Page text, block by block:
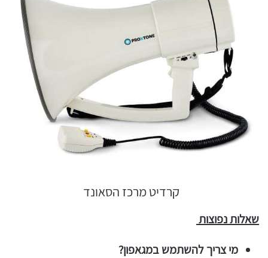
קרדיט מרכז הסאונד
שאלות נפוצות
מי צריך להשתמש במגאפון?